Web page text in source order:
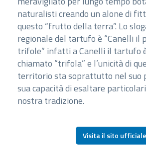
naturalisti creando un alone di
questo “frutto della terra”. Lo
regionale del tartufo è “Canelli il
trifole” infatti a Canelli il tartufo
chiamato “trifola” e l’unicità di
territorio sta soprattutto nel suo
sua capacità di esaltare
nostra tradizione.
Visita il sito ufficiale